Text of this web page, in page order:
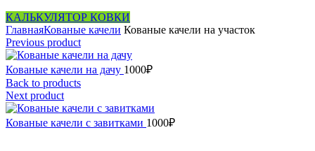
КАЛЬКУЛЯТОР КОВКИ
ГлавнаяКованые качели Кованые качели на участок
Previous product
Кованые качели на дачу 1000₽
Back to products
Next product
Кованые качели с завитками 1000₽